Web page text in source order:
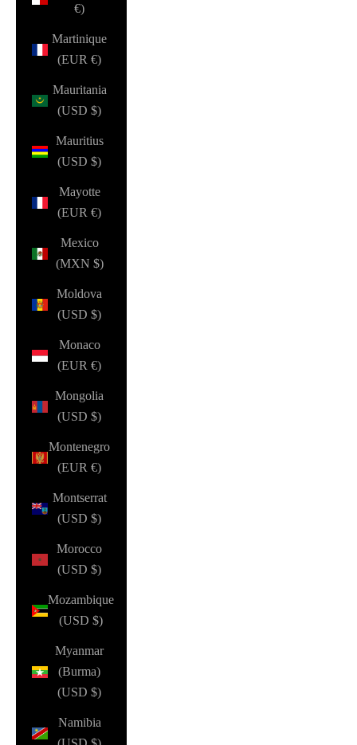
€)
Martinique
(EUR €)
Mauritania
(USD $)
Mauritius
(USD $)
Mayotte
(EUR €)
Mexico
(MXN $)
Moldova
(USD $)
Monaco
(EUR €)
Mongolia
(USD $)
Montenegro
(EUR €)
Montserrat
(USD $)
Morocco
(USD $)
Mozambique
(USD $)
Myanmar
(Burma)
(USD $)
Namibia